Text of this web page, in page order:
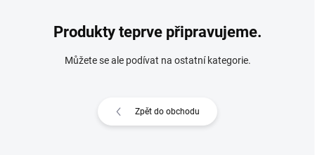
Produkty teprve připravujeme.
Můžete se ale podívat na ostatní kategorie.
Zpět do obchodu